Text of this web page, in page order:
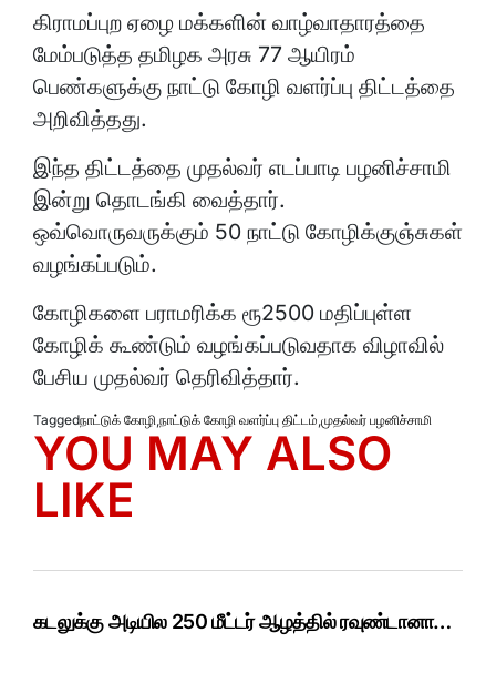
கிராமப்புற ஏழை மக்களின் வாழ்வாதாரத்தை
மேம்படுத்த தமிழக அரசு 77 ஆயிரம்
பெண்களுக்கு நாட்டு கோழி வளர்ப்பு திட்டத்தை
அறிவித்தது.
இந்த திட்டத்தை முதல்வர் எடப்பாடி பழனிச்சாமி
இன்று தொடங்கி வைத்தார்.
ஒவ்வொருவருக்கும் 50 நாட்டு கோழிக்குஞ்சுகள்
வழங்கப்படும்.
கோழிகளை பராமரிக்க ரூ2500 மதிப்புள்ள
கோழிக் கூண்டும் வழங்கப்படுவதாக விழாவில்
பேசிய முதல்வர் தெரிவித்தார்.
Taggedநாட்டுக் கோழி,நாட்டுக் கோழி வளர்ப்பு திட்டம்,முதல்வர் பழனிச்சாமி
YOU MAY ALSO
LIKE
கடலுக்கு அடியில 250 மீட்டர் ஆழத்தில் ரவுண்டானா…